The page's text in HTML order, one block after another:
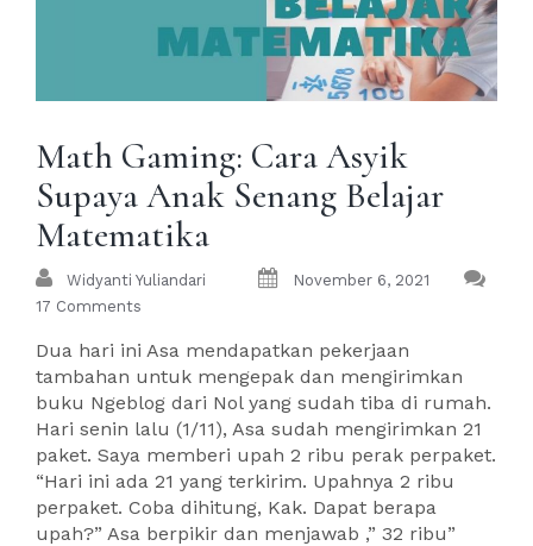
Math Gaming: Cara Asyik
Supaya Anak Senang Belajar
Matematika
Widyanti Yuliandari
November 6, 2021
17 Comments
Dua hari ini Asa mendapatkan pekerjaan
tambahan untuk mengepak dan mengirimkan
buku Ngeblog dari Nol yang sudah tiba di rumah.
Hari senin lalu (1/11), Asa sudah mengirimkan 21
paket. Saya memberi upah 2 ribu perak perpaket.
“Hari ini ada 21 yang terkirim. Upahnya 2 ribu
perpaket. Coba dihitung, Kak. Dapat berapa
upah?” Asa berpikir dan menjawab ,” 32 ribu”